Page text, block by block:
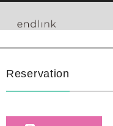
Reservation